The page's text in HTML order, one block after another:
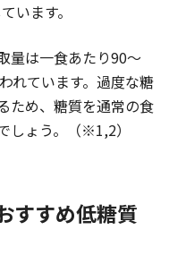
います。
量は一食あたり90〜
れています。過度な糖
ため、糖質を通常の食
しょう。（※1,2）
すすめ低糖質